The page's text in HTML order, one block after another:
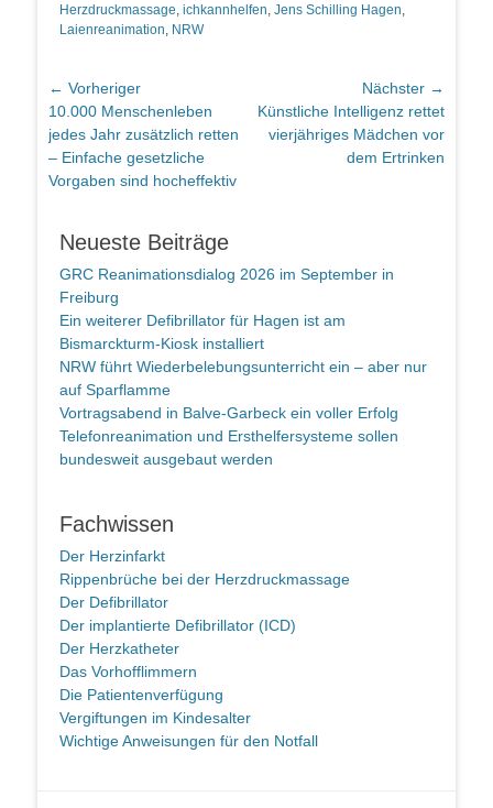
Herzdruckmassage, ichkannhelfen, Jens Schilling Hagen,
Laienreanimation, NRW
Beitragsnavigation
← Vorheriger
Vorheriger
Beitrag:
10.000 Menschenleben
jedes Jahr zusätzlich retten
– Einfache gesetzliche
Vorgaben sind hocheffektiv
Nächster →
Nächster
Beitrag:
Künstliche Intelligenz rettet
vierjähriges Mädchen vor
dem Ertrinken
Neueste Beiträge
GRC Reanimationsdialog 2026 im September in
Freiburg
Ein weiterer Defibrillator für Hagen ist am
Bismarckturm-Kiosk installiert
NRW führt Wiederbelebungsunterricht ein – aber nur
auf Sparflamme
Vortragsabend in Balve-Garbeck ein voller Erfolg
Telefonreanimation und Ersthelfersysteme sollen
bundesweit ausgebaut werden
Fachwissen
Der Herzinfarkt
Rippenbrüche bei der Herzdruckmassage
Der Defibrillator
Der implantierte Defibrillator (ICD)
Der Herzkatheter
Das Vorhofflimmern
Die Patientenverfügung
Vergiftungen im Kindesalter
Wichtige Anweisungen für den Notfall